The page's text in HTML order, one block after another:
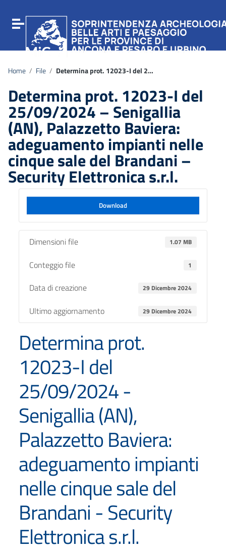
Vai al menu di navigazione
Vai al footer
Attiva / disattiva la navigazione
Home / File / Determina prot. 12023-I del 25/09/2024 – Senigallia (AN), Palazzetto Baviera: adeguamento impianti nelle cinque sale del Brandani – Security Elettronica s.r.l.
Determina prot. 12023-I del
25/09/2024 – Senigallia
(AN), Palazzetto Baviera:
adeguamento impianti nelle
cinque sale del Brandani –
Security Elettronica s.r.l.
Download
Dimensioni file 1.07 MB
Conteggio file 1
Data di creazione 29 Dicembre 2024
Ultimo aggiornamento 29 Dicembre 2024
Determina prot.
12023-I del
25/09/2024 -
Senigallia (AN),
Palazzetto Baviera:
adeguamento impianti
nelle cinque sale del
Brandani - Security
Elettronica s.r.l.